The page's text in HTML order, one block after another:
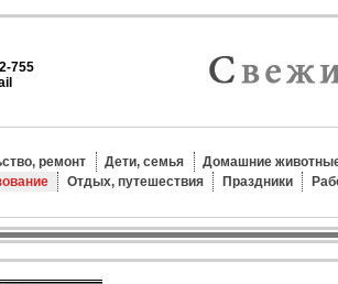
755
ремонт Дети, семья
Домашние
Отдых, путешествия Праздники